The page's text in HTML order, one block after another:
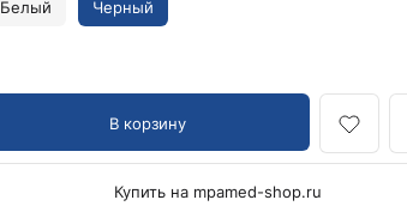
Кровоостанавливающие жгуты
Стандартные ларингоскопы
Фиброоптические ларингоскопы
Белый Черный
В корзину
Купить на mpamed-shop.ru